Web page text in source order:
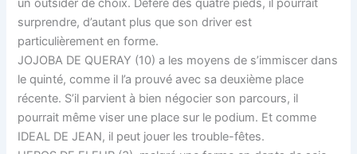
un outsider de choix. Déféré des quatre pieds, il pourrait
surprendre, d’autant plus que son driver est
particulièrement en forme.
JOJOBA DE QUERAY (10) a les moyens de s’immiscer dans
le quinté, comme il l’a prouvé avec sa deuxième place
récente. S’il parvient à bien négocier son parcours, il
pourrait même viser une place sur le podium. Et comme
IDEAL DE JEAN, il peut jouer les trouble-fêtes.